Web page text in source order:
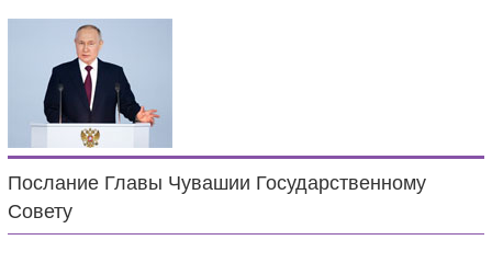
Послание Главы Чувашии Государственному
Совету